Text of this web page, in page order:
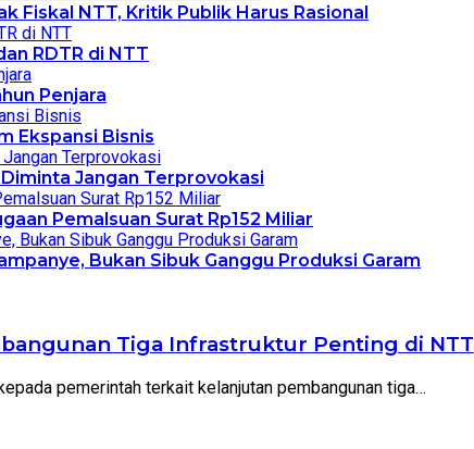
Fiskal NTT, Kritik Publik Harus Rasional
RDTR di NTT
Penjara
Ekspansi Bisnis
Jangan Terprovokasi
Pemalsuan Surat Rp152 Miliar
Bukan Sibuk Ganggu Produksi Garam
Tiga Infrastruktur Penting di NTT
pemerintah terkait kelanjutan pembangunan tiga…